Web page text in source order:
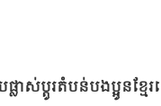
ស់ប្ដូរតំបន់បងប្អូនខ្មែរខ